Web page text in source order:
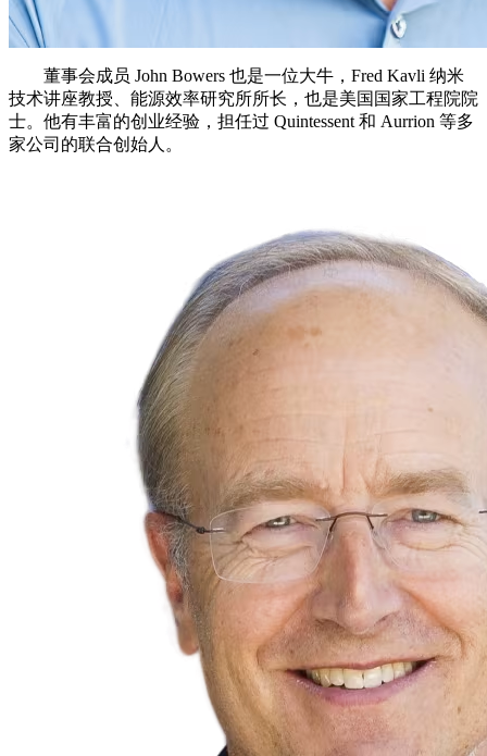
董事会成员 John Bowers 也是一位大牛，Fred Kavli 纳米
技术讲座教授、能源效率研究所所长，也是美国国家工程院院
士。他有丰富的创业经验，担任过 Quintessent 和 Aurrion 等多
家公司的联合创始人。